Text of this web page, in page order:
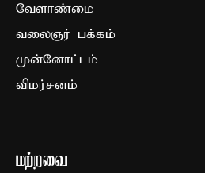
வேளாண்மை
வலைஞர் பக்கம்
முன்னோட்டம்
விமர்சனம்
மற்றவை